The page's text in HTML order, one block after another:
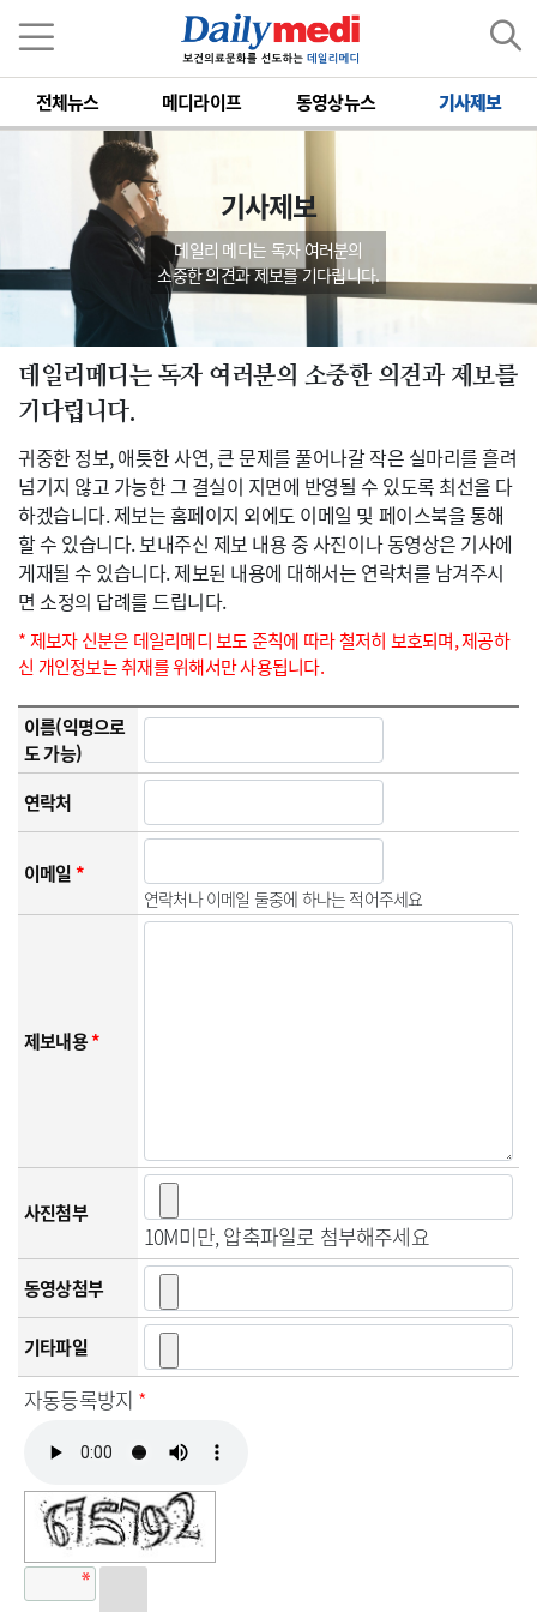
전체뉴스 메디라이프 동영상뉴스 기사제보
기사제보
데일리 메디는 독자 여러분의
소중한 의견과 제보를 기다립니다.
데일리메디는 독자 여러분의 소중한 의견과 제보를
기다립니다.
귀중한 정보, 애틋한 사연, 큰 문제를 풀어나갈 작은 실마리를 흘려
넘기지 않고 가능한 그 결실이 지면에 반영될 수 있도록 최선을 다
하겠습니다. 제보는 홈페이지 외에도 이메일 및 페이스북을 통해
할 수 있습니다. 보내주신 제보 내용 중 사진이나 동영상은 기사에
게재될 수 있습니다. 제보된 내용에 대해서는 연락처를 남겨주시
면 소정의 답례를 드립니다.
* 제보자 신분은 데일리메디 보도 준칙에 따라 철저히 보호되며, 제공하
신 개인정보는 취재를 위해서만 사용됩니다.
이름(익명으로
도 가능)
연락처
이메일*
연락처나 이메일 둘중에 하나는 적어주세요
제보내용*
사진첨부
10M미만, 압축파일로 첨부해주세요
동영상첨부
기타파일
자동등록방지 *